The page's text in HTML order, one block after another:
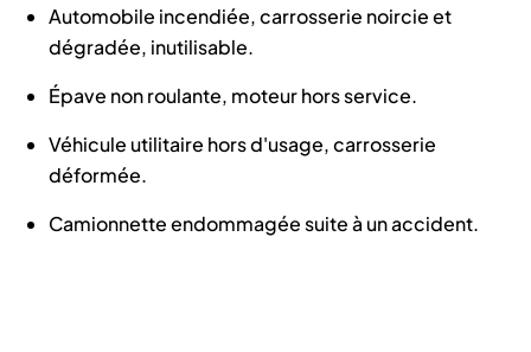
Automobile incendiée, carrosserie noircie et
dégradée, inutilisable.
Épave non roulante, moteur hors service.
Véhicule utilitaire hors d'usage, carrosserie
déformée.
Camionnette endommagée suite à un accident.